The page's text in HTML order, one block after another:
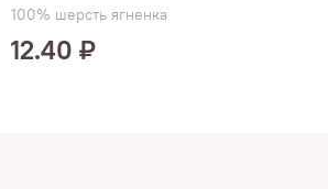
100% шерсть ягненка
12.40 ₽